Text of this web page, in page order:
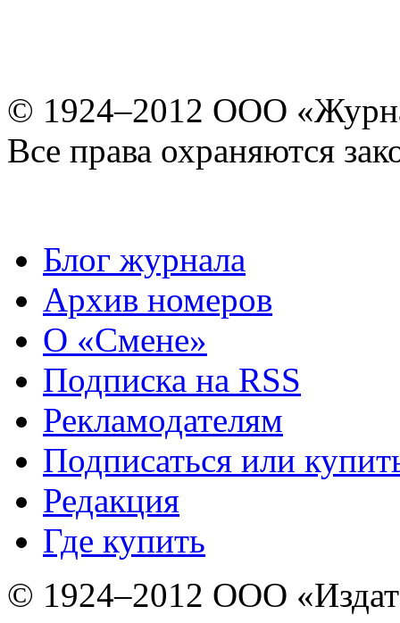
© 1924–2012 ООО
Все права охраняются
Блог журнала
Архив номеров
О «Смене»
Подписка на RSS
Рекламодателям
Подписаться или
Редакция
Где купить
© 1924–2012 ООО